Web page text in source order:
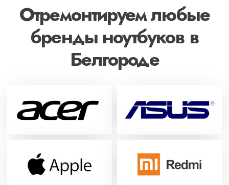
Отремонтируем любые
бренды ноутбуков в
Белгороде